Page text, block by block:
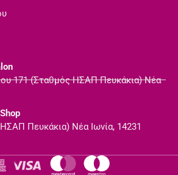
171 (Σταθμός ΗΣΑΠ Πευκάκια) Νέα
Πευκάκια) Νέα Ιωνία, 14231